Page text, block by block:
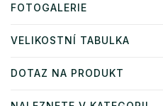
FOTOGALERIE
VELIKOSTNÍ TABULKA
DOTAZ NA PRODUKT